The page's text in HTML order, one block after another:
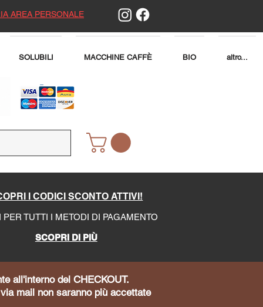
AREA PERSONALE
SOLUBILI MACCHINE CAFFÈ BIO altro...
I CODICI SCONTO ATTIVI!
PER TUTTI I METODI DI PAGAMENTO
SCOPRI DI PIÙ
all'interno del CHECKOUT.
mail non saranno più accettate